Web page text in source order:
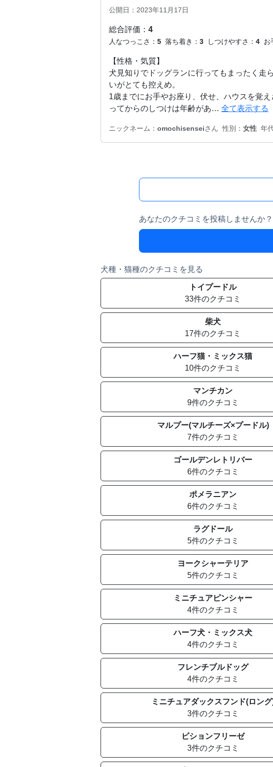
公開日：2023年11月17日
総合評価： 4
人なつっこさ： 5 落ち着き： 3 しつけやすさ： 4 お
【性格・気質】
犬見知りでドッグランに行ってもまったく走
いがとても控えめ。
1歳までにお手やお座り、伏せ、ハウスを覚
ってからのしつけは年齢があ… 全て表示する
ニックネーム： omochisenseiさん 性別： 女性 年
あなたのクチコミを投稿しませんか？
犬種・猫種のクチコミを見る
トイプードル
33件のクチコミ
柴犬
17件のクチコミ
ハーフ猫・ミックス猫
10件のクチコミ
マンチカン
9件のクチコミ
マルプー(マルチーズ×プードル)
7件のクチコミ
ゴールデンレトリバー
6件のクチコミ
ポメラニアン
6件のクチコミ
ラグドール
5件のクチコミ
ヨークシャーテリア
5件のクチコミ
ミニチュアピンシャー
4件のクチコミ
ハーフ犬・ミックス犬
4件のクチコミ
フレンチブルドッグ
4件のクチコミ
ミニチュアダックスフンド(ロン
3件のクチコミ
ビションフリーゼ
3件のクチコミ